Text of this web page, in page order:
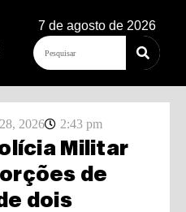
7 de agosto de 2026
2026 2:43 pm
Militar
de
dois